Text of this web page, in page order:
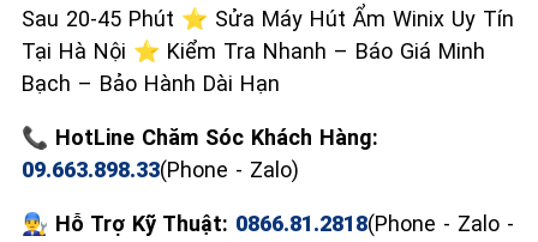
Sau 20-45 Phút ⭐ Sửa Máy Hút Ẩm Winix Uy Tín
Tại Hà Nội ⭐ Kiểm Tra Nhanh – Báo Giá Minh
Bạch – Bảo Hành Dài Hạn
📞 HotLine Chăm Sóc Khách Hàng:
09.663.898.33(Phone - Zalo)
👨‍🔧 Hỗ Trợ Kỹ Thuật: 0866.81.2818(Phone - Zalo -